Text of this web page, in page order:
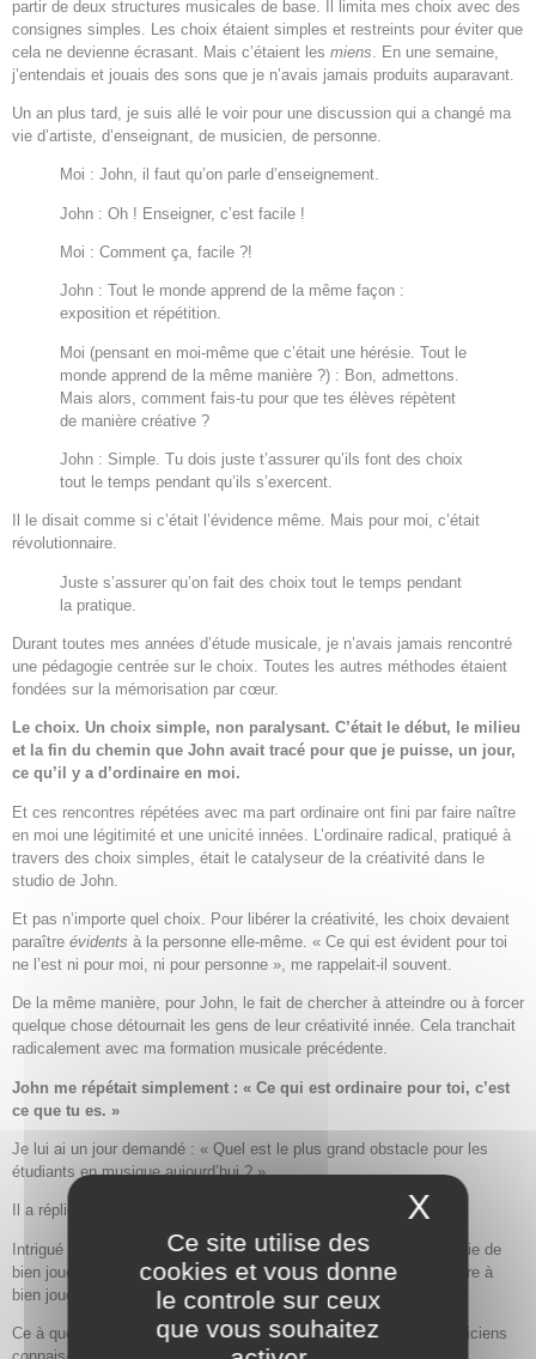
partir de deux structures musicales de base. Il limita mes choix avec des
consignes simples. Les choix étaient simples et restreints pour éviter que
cela ne devienne écrasant. Mais c’étaient les miens . En une semaine,
j’entendais et jouais des sons que je n’avais jamais produits auparavant.
Un an plus tard, je suis allé le voir pour une discussion qui a changé ma
vie d’artiste, d’enseignant, de musicien, de personne.
Moi : John, il faut qu’on parle d’enseignement.
John : Oh ! Enseigner, c’est facile !
Moi : Comment ça, facile ?!
John : Tout le monde apprend de la même façon :
exposition et répétition.
Moi (pensant en moi-même que c’était une hérésie. Tout le
monde apprend de la même manière ?) : Bon, admettons.
Mais alors, comment fais-tu pour que tes élèves répètent
de manière créative ?
John : Simple. Tu dois juste t’assurer qu’ils font des choix
tout le temps pendant qu’ils s’exercent.
Il le disait comme si c’était l’évidence même. Mais pour moi, c’était
révolutionnaire.
Juste s’assurer qu’on fait des choix tout le temps pendant
la pratique.
Durant toutes mes années d’étude musicale, je n’avais jamais rencontré
une pédagogie centrée sur le choix. Toutes les autres méthodes étaient
fondées sur la mémorisation par cœur.
Le choix. Un choix simple, non paralysant. C’était le début, le milieu
et la fin du chemin que John avait tracé pour que je puisse, un jour,
ce qu’il y a d’ordinaire en moi.
Et ces rencontres répétées avec ma part ordinaire ont fini par faire naître
en moi une légitimité et une unicité innées. L’ordinaire radical, pratiqué à
travers des choix simples, était le catalyseur de la créativité dans le
studio de John.
Et pas n’importe quel choix. Pour libérer la créativité, les choix devaient
paraître évidents à la personne elle-même. « Ce qui est évident pour toi
ne l’est ni pour moi, ni pour personne », me rappelait-il souvent.
De la même manière, pour John, le fait de chercher à atteindre ou à forcer
quelque chose détournait les gens de leur créativité innée. Cela tranchait
radicalement avec ma formation musicale précédente.
John me répétait simplement : « Ce qui est ordinaire pour toi, c’est
ce que tu es. »
Je lui ai un jour demandé : « Quel est le plus grand obstacle pour les
étudiants en musique aujourd’hui ? »
Il a répliqué sans hésiter : « Facile. Ils essaient de bien jouer. »
Intrigué et un peu troublé, j’ai répondu : « Évidemment qu’on essaie de
bien jouer, John ! C’est pour ça qu’on est à l’école, non ? Apprendre à
bien jouer ! »
Ce à quoi il a répondu : « Voilà tout le problème. Combien de musiciens
Ce site utilise des
cookies et vous donne
le controle sur ceux
que vous souhaitez
X